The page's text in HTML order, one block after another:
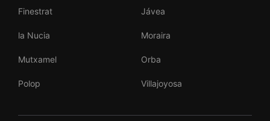
Finestrat Jávea
la Nucia Moraira
Mutxamel Orba
Polop Villajoyosa